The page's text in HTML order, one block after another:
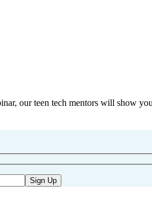
our teen tech mentors will show